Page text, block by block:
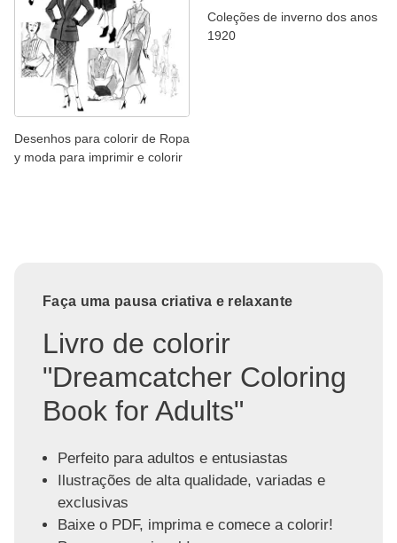
Desenhos para colorir de Ropa
y moda para imprimir e colorir
Coleções de inverno dos anos
1920
Faça uma pausa criativa e relaxante
Livro de colorir
"Dreamcatcher Coloring
Book for Adults"
Perfeito para adultos e entusiastas
Ilustrações de alta qualidade, variadas e
exclusivas
Baixe o PDF, imprima e comece a colorir!